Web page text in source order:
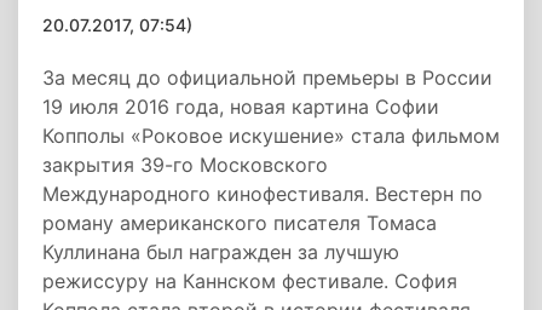
20.07.2017, 07:54)
За месяц до официальной премьеры в России
19 июля 2016 года, новая картина Софии
Копполы «Роковое искушение» стала фильмом
закрытия 39-го Московского
Международного кинофестиваля. Вестерн по
роману американского писателя Томаса
Куллинана был награжден за лучшую
режиссуру на Каннском фестивале. София